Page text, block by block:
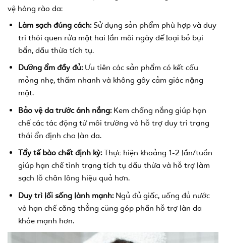
vệ hàng rào da:
Làm sạch đúng cách:Sử dụng sản phẩm phù hợp và duy
trì thói quen rửa mặt hai lần mỗi ngày để loại bỏ bụi
bẩn, dầu thừa tích tụ.
Dưỡng ẩm đầy đủ:Ưu tiên các sản phẩm có kết cấu
mỏng nhẹ, thấm nhanh và không gây cảm giác nặng
mặt.
Bảo vệ da trước ánh nắng:Kem chống nắng giúp hạn
chế các tác động từ môi trường và hỗ trợ duy trì trạng
thái ổn định cho làn da.
Tẩy tế bào chết định kỳ:Thực hiện khoảng 1-2 lần/tuần
giúp hạn chế tình trạng tích tụ dầu thừa và hỗ trợ làm
sạch lỗ chân lông hiệu quả hơn.
Duy trì lối sống lành mạnh:Ngủ đủ giấc, uống đủ nước
và hạn chế căng thẳng cũng góp phần hỗ trợ làn da
khỏe mạnh hơn.